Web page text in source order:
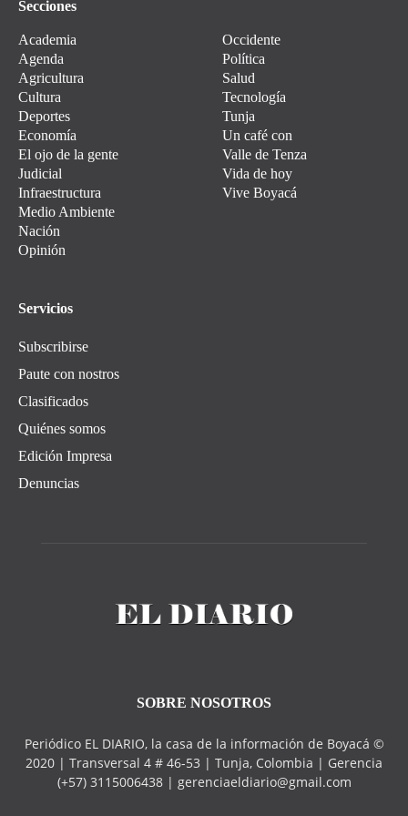
Secciones
Academia
Agenda
Agricultura
Cultura
Deportes
Economía
El ojo de la gente
Judicial
Infraestructura
Medio Ambiente
Nación
Opinión
Occidente
Política
Salud
Tecnología
Tunja
Un café con
Valle de Tenza
Vida de hoy
Vive Boyacá
Servicios
Subscribirse
Paute con nostros
Clasificados
Quiénes somos
Edición Impresa
Denuncias
SOBRE NOSOTROS
Periódico EL DIARIO, la casa de la información de Boyacá ©
2020 | Transversal 4 # 46-53 | Tunja, Colombia | Gerencia
(+57) 3115006438 | gerenciaeldiario@gmail.com